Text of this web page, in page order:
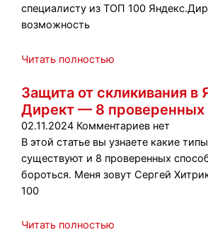
специалисту из ТОП 100
возможность
Читать полностью
Защита от скликивания в
Директ — 8 проверенных
02.11.2024 Комментариев нет
В этой статье вы узнаете какие
существуют и 8 проверенных
бороться. Меня зовут Сергей
100
Читать полностью